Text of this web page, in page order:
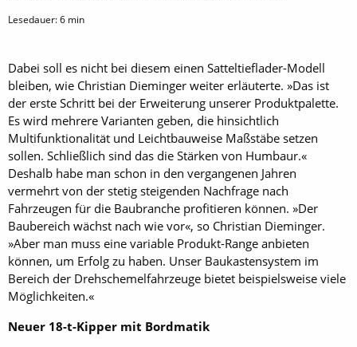
Lesedauer:6 min
Dabei soll es nicht bei diesem einen Satteltieflader-Modell
bleiben, wie Christian Dieminger weiter erläuterte. »Das ist
der erste Schritt bei der Erweiterung unserer Produktpalette.
Es wird mehrere Varianten geben, die hinsichtlich
Multifunktionalität und Leichtbauweise Maßstäbe setzen
sollen. Schließlich sind das die Stärken von Humbaur.«
Deshalb habe man schon in den vergangenen Jahren
vermehrt von der stetig steigenden Nachfrage nach
Fahrzeugen für die Baubranche profitieren können. »Der
Baubereich wächst nach wie vor«, so Christian Dieminger.
»Aber man muss eine variable Produkt-Range anbieten
können, um Erfolg zu haben. Unser Baukastensystem im
Bereich der Drehschemelfahrzeuge bietet beispielsweise viele
Möglichkeiten.«
Neuer 18-t-Kipper mit Bordmatik